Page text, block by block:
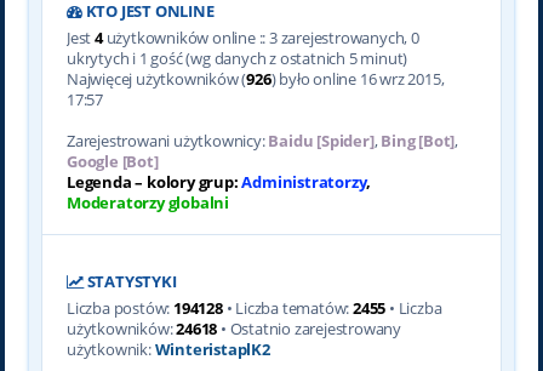
KTO JEST ONLINE
Jest4użytkowników online :: 3 zarejestrowanych, 0
ukrytych i 1 gość (wg danych z ostatnich 5 minut)
Najwięcej użytkowników (926) było online 16 wrz 2015,
17:57
Zarejestrowani użytkownicy:Baidu [Spider],Bing [Bot],
Google [Bot]
Legenda – kolory grup:Administratorzy,
Moderatorzy globalni
STATYSTYKI
Liczba postów: 194128• Liczba tematów:2455 • Liczba
użytkowników:24618 • Ostatnio zarejestrowany
użytkownik:WinteristaplK2